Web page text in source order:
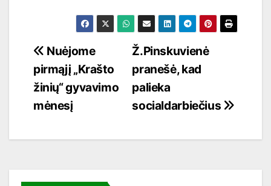
Navigacija
tarp
įrašų
Ž.Pinskuvienė
pranešė, kad
palieka
socialdarbiečius
Nuėjome
pirmąjį „Krašto
žinių“ gyvavimo
mėnesį